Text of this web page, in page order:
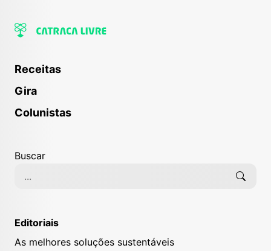
Receitas
Gira
Colunistas
Buscar
Editoriais
As melhores soluções sustentáveis